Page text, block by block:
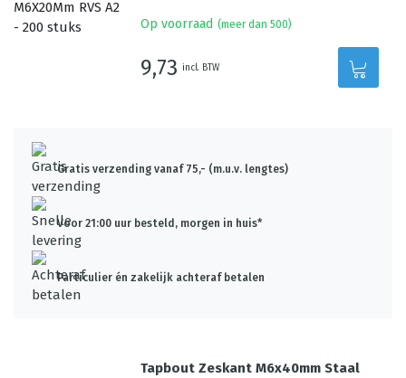
Op voorraad (meer dan 500)
9,73 incl. BTW
Gratis verzending vanaf 75,- (m.u.v. lengtes)
Voor 21:00 uur besteld, morgen in huis*
Particulier én zakelijk achteraf betalen
Tapbout Zeskant M6x40mm Staal